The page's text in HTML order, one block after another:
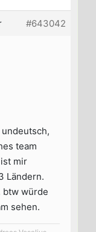
#643042
team
mir
Ländern.
btw würde
sehen.